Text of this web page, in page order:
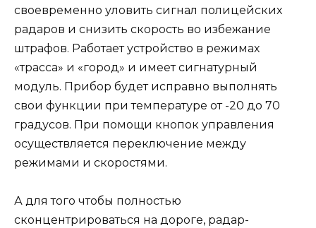
своевременно уловить сигнал полицейских
радаров и снизить скорость во избежание
штрафов. Работает устройство в режимах
«трасса» и «город» и имеет сигнатурный
модуль. Прибор будет исправно выполнять
свои функции при температуре от -20 до 70
градусов. При помощи кнопок управления
осуществляется переключение между
режимами и скоростями.
А для того чтобы полностью
сконцентрироваться на дороге, радар-